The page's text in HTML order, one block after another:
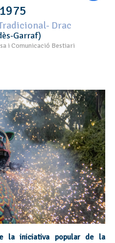
Drac
Garraf)
i Comunicació Bestiari
la iniciativa popular de la